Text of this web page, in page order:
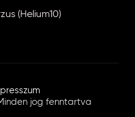
(Helium10)
jog fenntartva